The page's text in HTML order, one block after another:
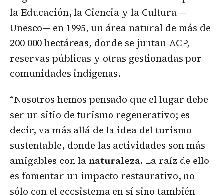
la Educación, la Ciencia y la Cultura —
Unesco— en 1995, un área natural de más de
200 000 hectáreas, donde se juntan ACP,
reservas públicas y otras gestionadas por
comunidades indígenas.
“Nosotros hemos pensado que el lugar debe
ser un sitio de turismo regenerativo; es
decir, va más allá de la idea del turismo
sustentable, donde las actividades son más
amigables con lanaturaleza. La raíz de ello
es fomentar un impacto restaurativo, no
sólo con el ecosistema en sí sino también